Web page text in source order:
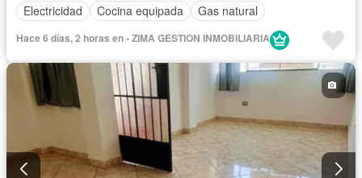
Electricidad
Cocina equipada Gas natural
Hace 6 días, 2 horas en - ZIMA GESTION INMOBILIARIA